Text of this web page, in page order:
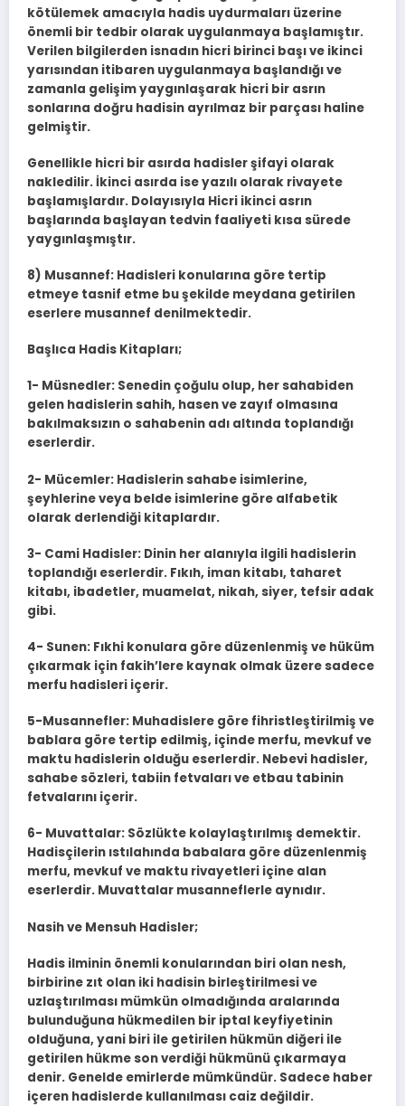
kötülemek amacıyla hadis uydurmaları üzerine
önemli bir tedbir olarak uygulanmaya başlamıştır.
Verilen bilgilerden isnadın hicri birinci başı ve ikinci
yarısından itibaren uygulanmaya başlandığı ve
zamanla gelişim yaygınlaşarak hicri bir asrın
sonlarına doğru hadisin ayrılmaz bir parçası haline
gelmiştir.
Genellikle hicri bir asırda hadisler şifayi olarak
nakledilir. İkinci asırda ise yazılı olarak rivayete
başlamışlardır. Dolayısıyla Hicri ikinci asrın
başlarında başlayan tedvin faaliyeti kısa sürede
yaygınlaşmıştır.
8) Musannef: Hadisleri konularına göre tertip
etmeye tasnif etme bu şekilde meydana getirilen
eserlere musannef denilmektedir.
Başlıca Hadis Kitapları;
1- Müsnedler: Senedin çoğulu olup, her sahabiden
gelen hadislerin sahih, hasen ve zayıf olmasına
bakılmaksızın o sahabenin adı altında toplandığı
eserlerdir.
2- Mücemler: Hadislerin sahabe isimlerine,
şeyhlerine veya belde isimlerine göre alfabetik
olarak derlendiği kitaplardır.
3- Cami Hadisler: Dinin her alanıyla ilgili hadislerin
toplandığı eserlerdir. Fıkıh, iman kitabı, taharet
kitabı, ibadetler, muamelat, nikah, siyer, tefsir adak
gibi.
4- Sunen: Fıkhi konulara göre düzenlenmiş ve hüküm
çıkarmak için fakih’lere kaynak olmak üzere sadece
merfu hadisleri içerir.
5-Musannefler: Muhadislere göre fihristleştirilmiş ve
bablara göre tertip edilmiş, içinde merfu, mevkuf ve
maktu hadislerin olduğu eserlerdir. Nebevi hadisler,
sahabe sözleri, tabiin fetvaları ve etbau tabinin
fetvalarını içerir.
6- Muvattalar: Sözlükte kolaylaştırılmış demektir.
Hadisçilerin ıstılahında babalara göre düzenlenmiş
merfu, mevkuf ve maktu rivayetleri içine alan
eserlerdir. Muvattalar musanneflerle aynıdır.
Nasih ve Mensuh Hadisler;
Hadis ilminin önemli konularından biri olan nesh,
birbirine zıt olan iki hadisin birleştirilmesi ve
uzlaştırılması mümkün olmadığında aralarında
bulunduğuna hükmedilen bir iptal keyfiyetinin
olduğuna, yani biri ile ge­tirilen hükmün diğeri ile
getirilen hükme son ver­diği hükmünü çıkarmaya
denir. Genelde emirlerde mümkündür. Sadece haber
içeren hadislerde kullanılması caiz değildir.